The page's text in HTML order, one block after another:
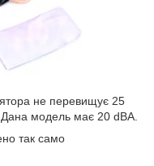
не перевищує 25
модель має 20 dBA.
так само